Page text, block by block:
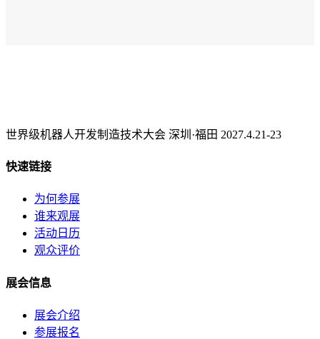
世界级机器人开发制造技术大会 深圳·福田 2027.4.21-23
快速链接
为何参展
谁来观展
活动日历
观众评价
展会信息
展会介绍
参展报名